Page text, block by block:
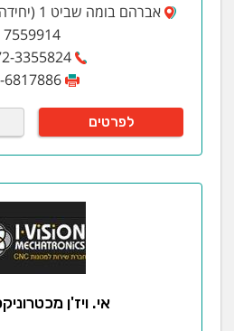
7559914
3355824
6817886
לפרטים
אי. ויז'ן